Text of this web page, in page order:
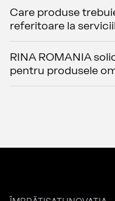
Care produse
referitoare la
RINA ROMANIA
pentru produsele